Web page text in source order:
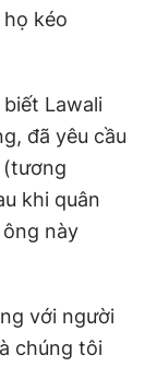
kéo
Lawali
đã yêu cầu
(tương
khi quân
này
với người
chúng tôi